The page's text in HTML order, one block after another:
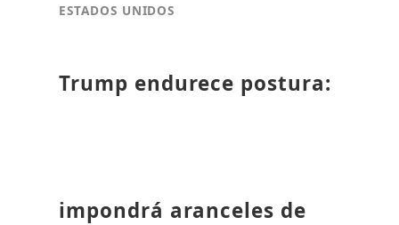
ESTADOS UNIDOS
Trump endurece postura:
impondrá aranceles de